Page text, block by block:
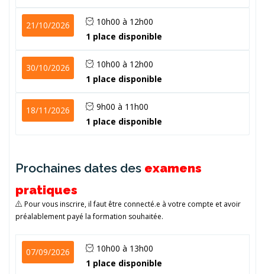
21/10/2026
10h00 à 12h00
1 place disponible
30/10/2026
10h00 à 12h00
1 place disponible
18/11/2026
9h00 à 11h00
1 place disponible
Prochaines dates des examens
pratiques
Pour vous inscrire, il faut être connecté.e à votre compte et avoir
préalablement payé la formation souhaitée.
07/09/2026
10h00 à 13h00
1 place disponible